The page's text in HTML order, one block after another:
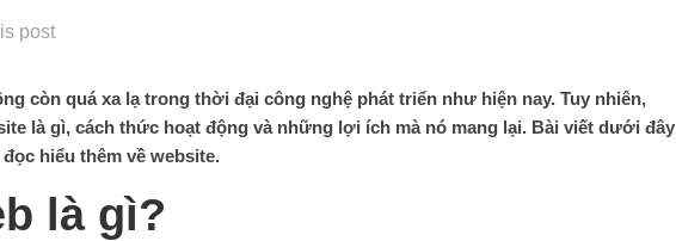
post
còn quá xa lạ trong thời đại công nghệ phát triển như hiện nay. Tuy nhiên,
là gì, cách thức hoạt động và những lợi ích mà nó mang lại. Bài viết dưới đây
hiểu thêm về website.
là gì?